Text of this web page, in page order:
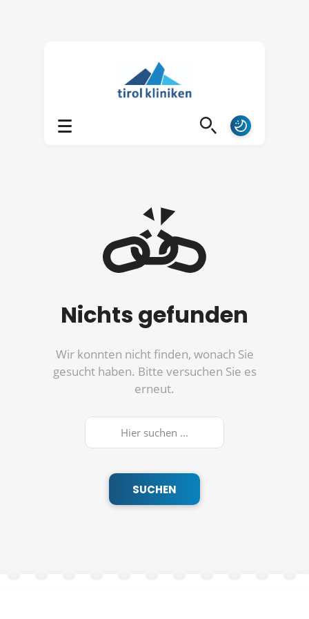
Nichts gefunden
Wir konnten nicht finden, wonach Sie
gesucht haben. Bitte versuchen Sie es
erneut.